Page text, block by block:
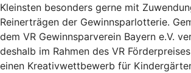
Kleinsten besonders gerne mit
Reinerträgen der Gewinnsparlotterie.
dem VR Gewinnsparverein Bayern e.V.
deshalb im Rahmen des VR
einen Kreativwettbewerb für